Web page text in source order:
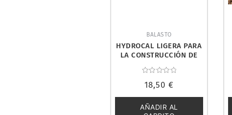
BALASTO
HYDROCAL LIGERA PARA
LA CONSTRUCCIÓN DE
SCENICS C1201
con
de
5
18,50 €
AÑADIR AL